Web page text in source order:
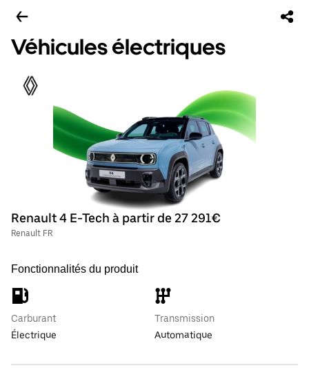
Véhicules électriques
Renault 4 E-Tech à partir de 27 291€
Renault FR
Fonctionnalités du produit
Carburant
Électrique
Transmission
Automatique